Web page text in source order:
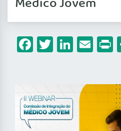
Facebook
Twitter